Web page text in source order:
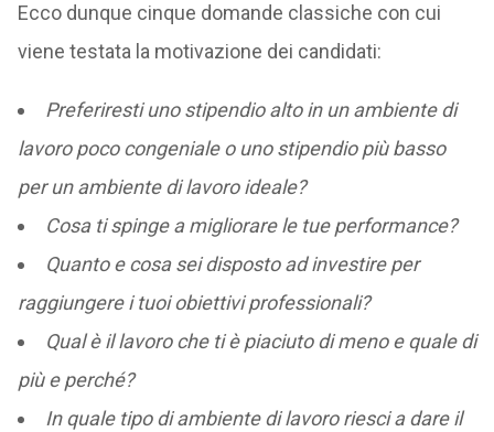
Ecco dunque cinque domande classiche con cui
viene testata la motivazione dei candidati:
Preferiresti uno stipendio alto in un ambiente di
lavoro poco congeniale o uno stipendio più basso
per un ambiente di lavoro ideale?
Cosa ti spinge a migliorare le tue performance?
Quanto e cosa sei disposto ad investire per
raggiungere i tuoi obiettivi professionali?
Qual è il lavoro che ti è piaciuto di meno e quale di
più e perché?
In quale tipo di ambiente di lavoro riesci a dare il